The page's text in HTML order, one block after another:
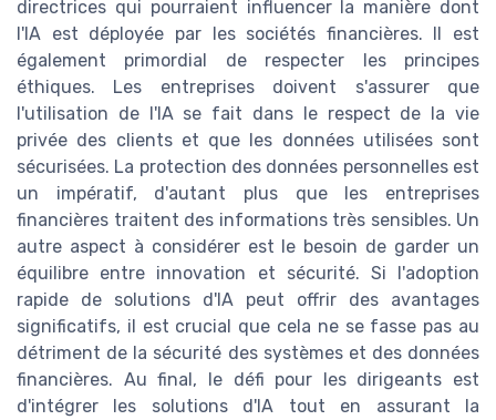
directrices qui pourraient influencer la manière dont
l'IA est déployée par les sociétés financières. Il est
également primordial de respecter les principes
éthiques. Les entreprises doivent s'assurer que
l'utilisation de l'IA se fait dans le respect de la vie
privée des clients et que les données utilisées sont
sécurisées. La protection des données personnelles est
un impératif, d'autant plus que les entreprises
financières traitent des informations très sensibles. Un
autre aspect à considérer est le besoin de garder un
équilibre entre innovation et sécurité. Si l'adoption
rapide de solutions d'IA peut offrir des avantages
significatifs, il est crucial que cela ne se fasse pas au
détriment de la sécurité des systèmes et des données
financières. Au final, le défi pour les dirigeants est
d'intégrer les solutions d'IA tout en assurant la